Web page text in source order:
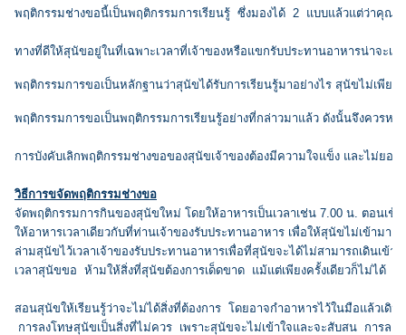
พฤติกรรมช่างขอนี้เป็นพฤติกรรมการเรียนรู้ ซึ่งมองได้ 2 แบบแล้วแต่ว่าคุณ
ทางที่ดีให้สุนัขอยู่ในที่เฉพาะเวลาที่เจ้าของหรือแขกรับประทานอาหารน่าจะ
พฤติกรรมการขอเป็นหลักฐานว่าสุนัขได้รับการเรียนรู้มาอย่างไร สุนัขไม่เพี
พฤติกรรมการขอเป็นพฤติกรรมการเรียนรู้อย่างที่กล่าวมาแล้ว ดังนั้นจึงควร
การบังคับเลิกพฤติกรรมช่างขอของสุนัขเจ้าของต้องมีความใจแข็ง และไม่ยอ
วิธีการขจัดพฤติกรรมช่างขอ
จัดพฤติกรรมการกินของสุนัขใหม่ โดยให้อาหารเป็นเวลาเช่น 7.00 น. ตอน
ให้อาหารเวลาเดียวกับที่ท่านเจ้าของรับประทานอาหาร เพื่อให้สุนัขไม่เข้าม
ล่ามสุนัขไว้เวลาเจ้าของรับประทานอาหารเพื่อที่สุนัขจะได้ไม่สามารถเดินเข้
เวลาสุนัขขอ ห้ามให้สิ่งที่สุนัขต้องการเด็ดขาด แม้แต่เพียงครั้งเดียวก็ไม่ได้
สอนสุนัขให้เรียนรู้ว่าจะไม่ได้สิ่งที่ต้องการ โดยอาจกำอาหารไว้ในมือแล้วเ
การลงโทษสุนัขเป็นสิ่งที่ไม่ควร เพราะสุนัขจะไม่เข้าใจและจะสับสน การล